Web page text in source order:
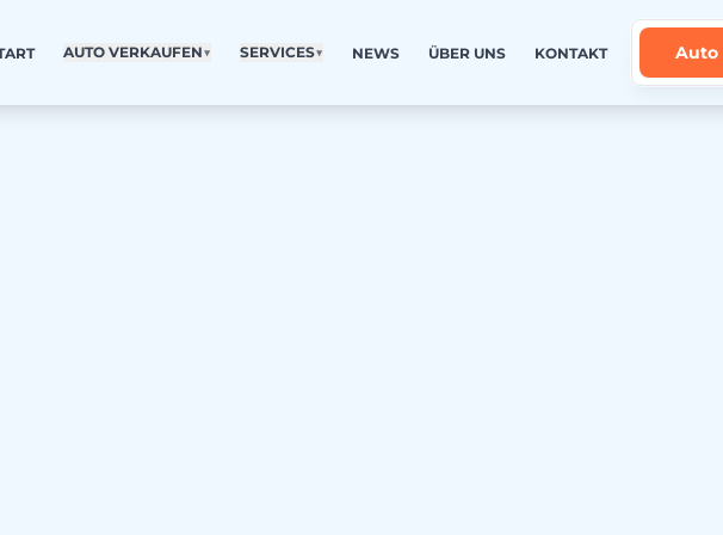
AUTO VERKAUFEN▼ SERVICES▼ NEWS ÜBER UNS KONTAKT Auto